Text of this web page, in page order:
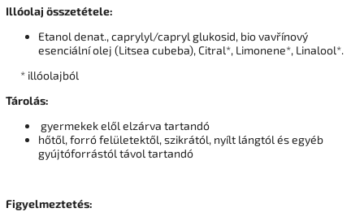
Illóolaj összetétele:
Etanol denat., caprylyl/capryl glukosid, bio vavřínový
esenciální olej (Litsea cubeba), Citral*, Limonene*, Linalool*.
* illóolajból
Tárolás:
gyermekek elől elzárva tartandó
hőtől, forró felületektől, szikrától, nyílt lángtól és egyéb
gyújtóforrástól távol tartandó
Figyelmeztetés: